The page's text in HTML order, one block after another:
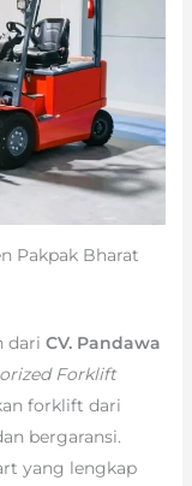
Pakpak Bharat
dari CV. Pandawa
Forklift
forklift dari
bergaransi.
yang lengkap